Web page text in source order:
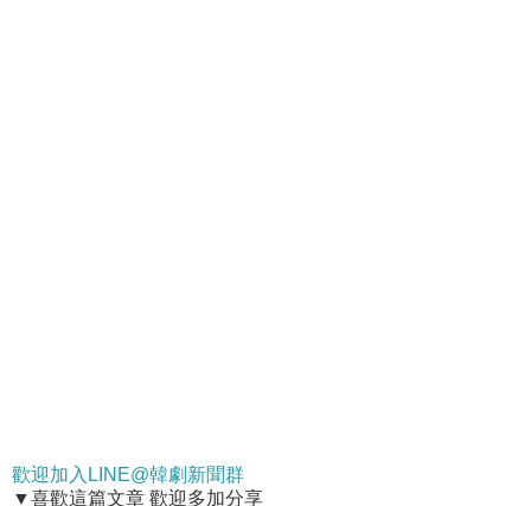
歡迎加入LINE@韓劇新聞群
▼喜歡這篇文章 歡迎多加分享